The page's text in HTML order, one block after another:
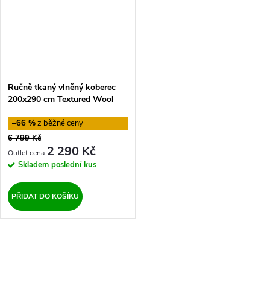
Ručně tkaný vlněný koberec
200x290 cm Textured Wool
–66 %
6 799 Kč
2 290 Kč
Skladem poslední kus
PŘIDAT DO KOŠÍKU